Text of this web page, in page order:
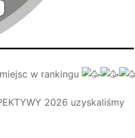
w rankingu
2026 uzyskaliśmy